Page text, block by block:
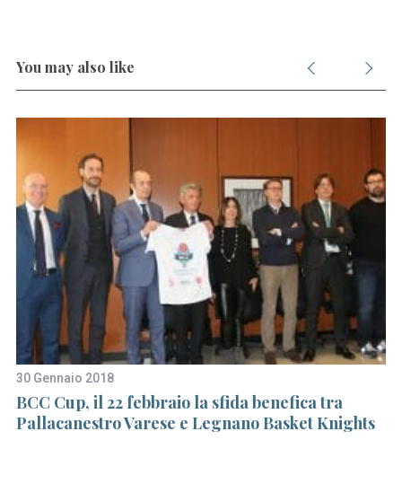
You may also like
30 Gennaio 2018
BCC Cup, il 22 febbraio la sfida benefica tra
Pallacanestro Varese e Legnano Basket Knights